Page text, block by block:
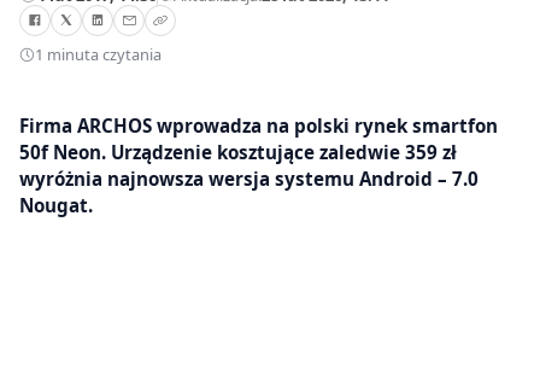
1 minuta czytania
Firma ARCHOS wprowadza na polski rynek smartfon
50f Neon. Urządzenie kosztujące zaledwie 359 zł
wyróżnia najnowsza wersja systemu Android – 7.0
Nougat.